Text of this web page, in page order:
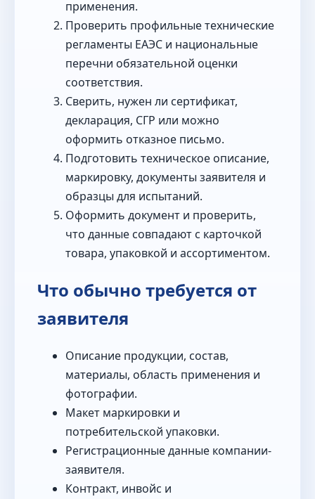
применения.
Проверить профильные технические
регламенты ЕАЭС и национальные
перечни обязательной оценки
соответствия.
Сверить, нужен ли сертификат,
декларация, СГР или можно
оформить отказное письмо.
Подготовить техническое описание,
маркировку, документы заявителя и
образцы для испытаний.
Оформить документ и проверить,
что данные совпадают с карточкой
товара, упаковкой и ассортиментом.
Что обычно требуется от
заявителя
Описание продукции, состав,
материалы, область применения и
фотографии.
Макет маркировки и
потребительской упаковки.
Регистрационные данные компании-
заявителя.
Контракт, инвойс и